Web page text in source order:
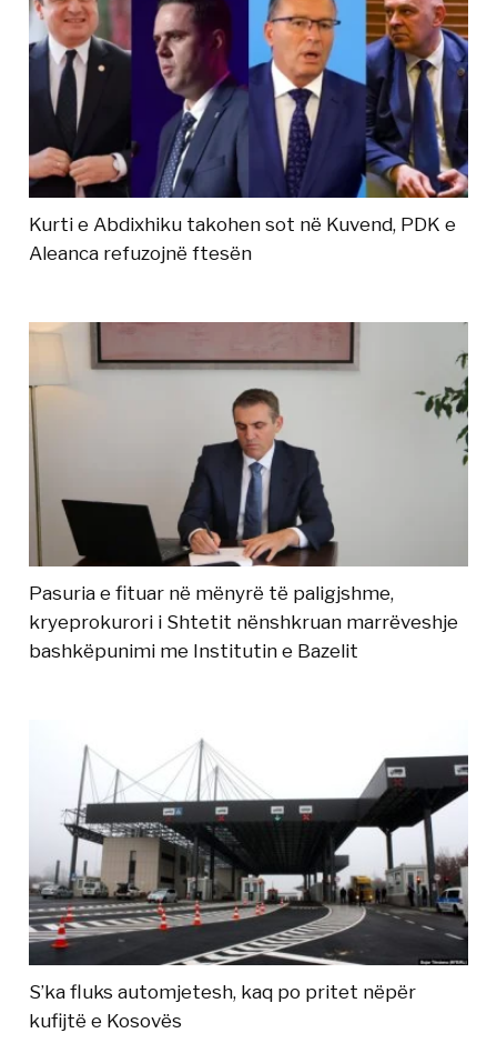
Kurti e Abdixhiku takohen sot në Kuvend, PDK e
Aleanca refuzojnë ftesën
Pasuria e fituar në mënyrë të paligjshme,
kryeprokurori i Shtetit nënshkruan marrëveshje
bashkëpunimi me Institutin e Bazelit
S’ka fluks automjetesh, kaq po pritet nëpër
kufijtë e Kosovës